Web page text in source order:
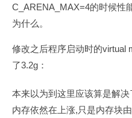
C_ARENA_MAX=4的时候性
为什么。
修改之后程序启动时的virtual
了3.2g ：
本来以为到这里应该算是解
内存依然在上涨,只是内存块